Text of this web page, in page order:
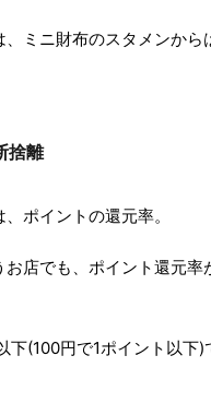
ミニ財布のスタメンから
捨離
ポイントの還元率。
店でも、ポイント還元
下(100円で1ポイント以下